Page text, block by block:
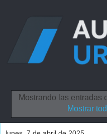
Mostrando las entradas
Mostrar